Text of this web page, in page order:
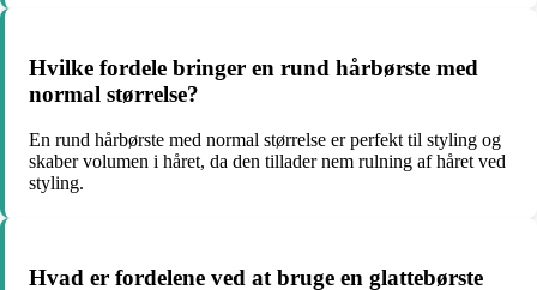
Hvilke fordele bringer en rund hårbørste med
normal størrelse?
En rund hårbørste med normal størrelse er perfekt til styling og
skaber volumen i håret, da den tillader nem rulning af håret ved
styling.
Hvad er fordelene ved at bruge en glattebørste